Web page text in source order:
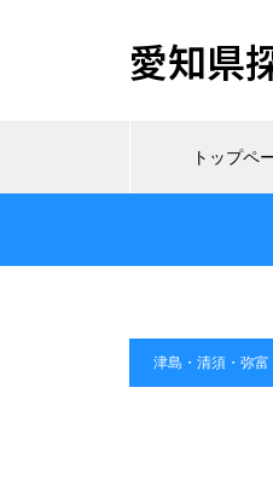
愛知県
トップペ
津島・清須・弥